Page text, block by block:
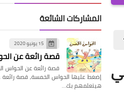
المشاركات الشائعة
15 يونيو 2020
قصة رائعة عن
قصة رائعة عن الحواس
إضغط عليها الحواس الخمسة, قصة
هيتعلمهم بك…